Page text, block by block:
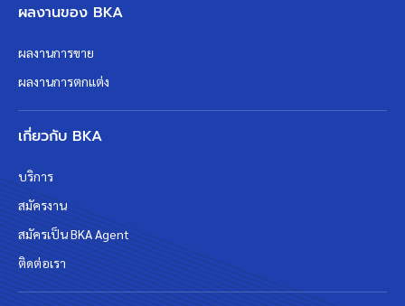
ผลงานของ BKA
ผลงานการขาย
ผลงานการตกแต่ง
เกี่ยวกับ BKA
บริการ
สมัครงาน
สมัครเป็น BKA Agent
ติดต่อเรา